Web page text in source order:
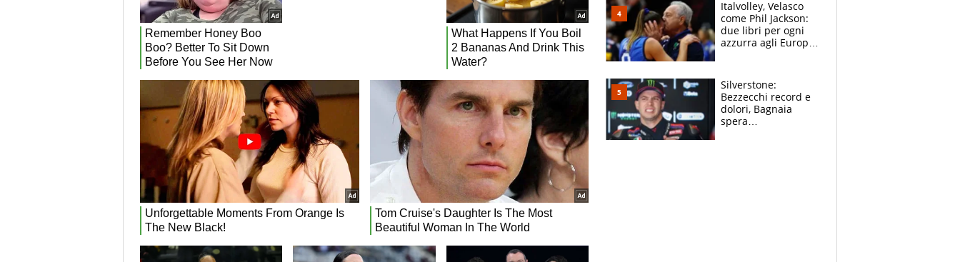
Italvolley, Velasco
come Phil Jackson:
due libri per ogni
azzurra agli Europei.
Silverstone:
Bezzecchi record e
dolori, Bagnaia
spera